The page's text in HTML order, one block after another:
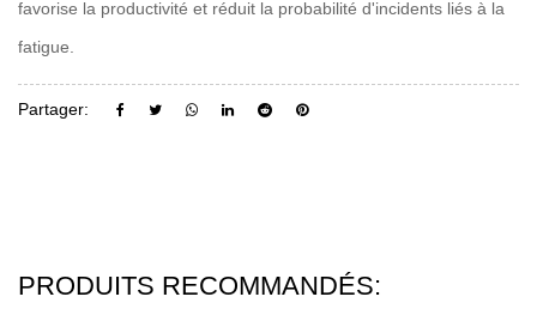
favorise la productivité et réduit la probabilité d'incidents liés à la
fatigue.
Partager:
PRODUITS RECOMMANDÉS: